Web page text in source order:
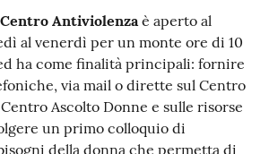
Antiviolenzaè aperto al
al venerdì per un monte ore di 10
ha come finalità principali: fornire
via mail o dirette sul Centro
Ascolto Donne e sulle risorse
un primo colloquio di
della donna che permetta di